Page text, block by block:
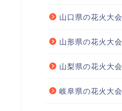
山口県の花火大会
山形県の花火大会
山梨県の花火大会
岐阜県の花火大会